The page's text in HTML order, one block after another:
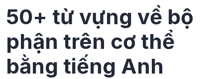
50+ từ vựng về bộ
phận trên cơ thể
bằng tiếng Anh